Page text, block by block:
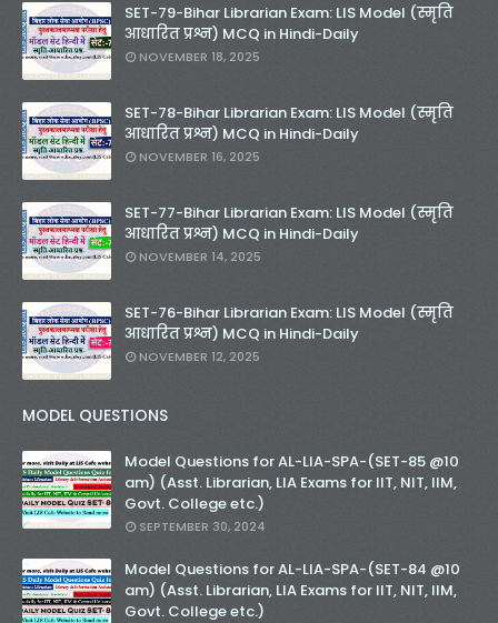
SET-79-Bihar Librarian Exam: LIS Model (स्मृति
आधारित प्रश्न) MCQ in Hindi-Daily
NOVEMBER 18, 2025
SET-78-Bihar Librarian Exam: LIS Model (स्मृति
आधारित प्रश्न) MCQ in Hindi-Daily
NOVEMBER 16, 2025
SET-77-Bihar Librarian Exam: LIS Model (स्मृति
आधारित प्रश्न) MCQ in Hindi-Daily
NOVEMBER 14, 2025
SET-76-Bihar Librarian Exam: LIS Model (स्मृति
आधारित प्रश्न) MCQ in Hindi-Daily
NOVEMBER 12, 2025
MODEL QUESTIONS
Model Questions for AL-LIA-SPA-(SET-85 @10
am) (Asst. Librarian, LIA Exams for IIT, NIT, IIM,
Govt. College etc.)
SEPTEMBER 30, 2024
Model Questions for AL-LIA-SPA-(SET-84 @10
am) (Asst. Librarian, LIA Exams for IIT, NIT, IIM,
Govt. College etc.)